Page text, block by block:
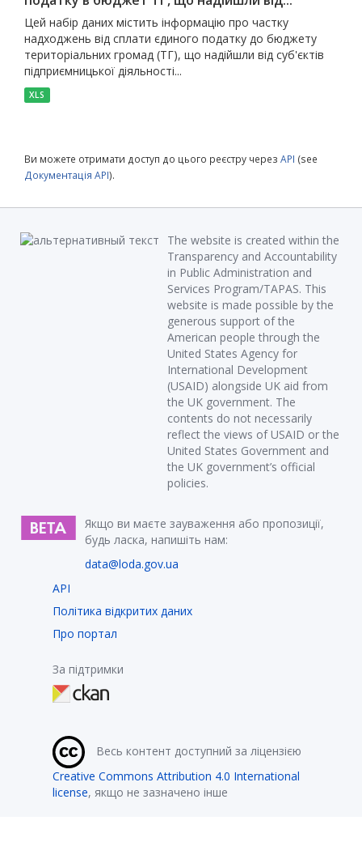
Цей набір даних містить інформацію про частку
надходжень від сплати єдиного податку до бюджету
територіальних громад (ТГ), що надійшли від суб'єктів
підприємницької діяльності...
XLS
Ви можете отримати доступ до цього реєстру через API (see
Документація API).
The website is created within the
Transparency and Accountability
in Public Administration and
Services Program/TAPAS. This
website is made possible by the
generous support of the
American people through the
United States Agency for
International Development
(USAID) alongside UK aid from
the UK government. The
contents do not necessarily
reflect the views of USAID or the
United States Government and
the UK government’s official
policies.
Якщо ви маєте зауваження або пропозиції,
будь ласка, напишіть нам:
data@loda.gov.ua
API
Політика відкритих даних
Про портал
За підтримки
Весь контент доступний за ліцензією
Creative Commons Attribution 4.0 International
license, якщо не зазначено інше